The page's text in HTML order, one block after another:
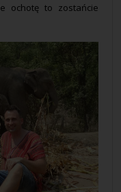
ochotę to zostańcie